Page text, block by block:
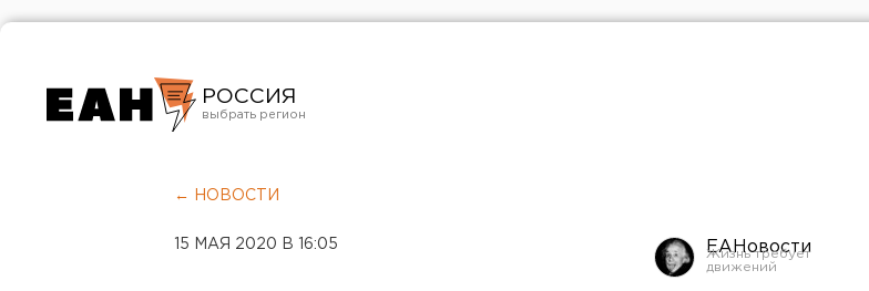
РОССИЯ
Челябинск
← НОВОСТИ
15 МАЯ 2020 В 16:05 ЕАНовости